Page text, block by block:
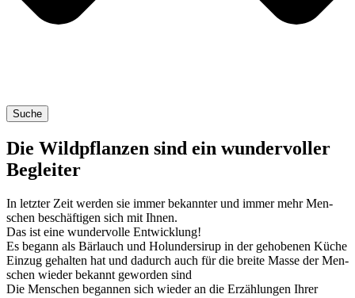
Suche
Die Wildpflanzen sind ein wundervoller
Begleiter
In letz­ter Zeit wer­den sie immer bekann­ter und immer mehr Men­
schen beschäf­ti­gen sich mit Ihnen.
Das ist eine wun­der­vol­le Ent­wick­lung!
Es begann als Bär­lauch und Holun­der­si­rup in der geho­be­nen Küche
Ein­zug gehal­ten hat und dadurch auch für die brei­te Mas­se der Men­
schen wie­der bekannt gewor­den sind
Die Men­schen began­nen sich wie­der an die Erzäh­lun­gen Ihrer